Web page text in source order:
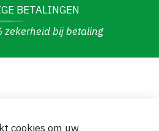
BETALINGEN
zekerheid bij betaling
cookies om uw